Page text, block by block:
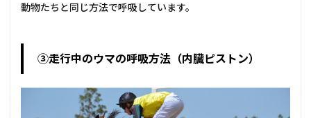
動物たちと同じ方法で呼吸しています。
③走行中のウマの呼吸方法（内臓ピストン）